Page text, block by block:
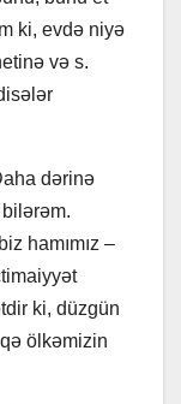
ki, evdə niyə
və s.
dərinə
hamımız –
ki, düzgün
ölkəmizin